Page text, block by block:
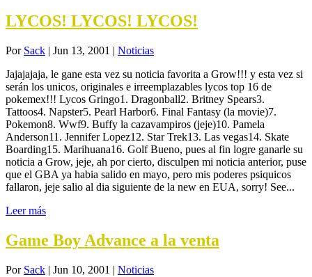
LYCOS! LYCOS! LYCOS!
Por Sack | Jun 13, 2001 | Noticias
Jajajajaja, le gane esta vez su noticia favorita a Grow!!! y esta vez si
serán los unicos, originales e irreemplazables lycos top 16 de
pokemex!!! Lycos Gringo1. Dragonball2. Britney Spears3.
Tattoos4. Napster5. Pearl Harbor6. Final Fantasy (la movie)7.
Pokemon8. Wwf9. Buffy la cazavampiros (jeje)10. Pamela
Anderson11. Jennifer Lopez12. Star Trek13. Las vegas14. Skate
Boarding15. Marihuana16. Golf Bueno, pues al fin logre ganarle su
noticia a Grow, jeje, ah por cierto, disculpen mi noticia anterior, puse
que el GBA ya habia salido en mayo, pero mis poderes psiquicos
fallaron, jeje salio al dia siguiente de la new en EUA, sorry! See...
Leer más
Game Boy Advance a la venta
Por Sack | Jun 10, 2001 | Noticias